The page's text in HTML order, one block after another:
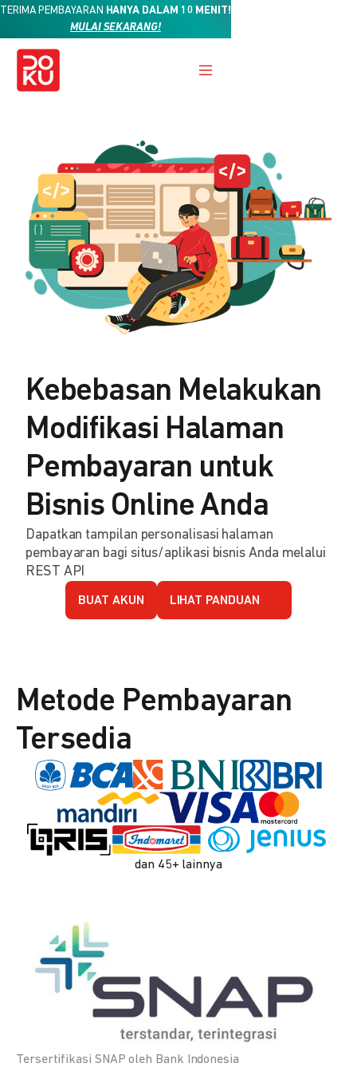
TERIMA PEMBAYARAN HANYA DALAM 10 MENIT!
MULAI SEKARANG!
Kebebasan Melakukan
Modifikasi Halaman
Pembayaran untuk
Bisnis Online Anda
Dapatkan tampilan personalisasi halaman
pembayaran bagi situs/aplikasi bisnis Anda melalui
REST API
BUAT AKUN LIHAT PANDUAN
Metode Pembayaran
Tersedia
dan 45+ lainnya
Tersertifikasi SNAP oleh Bank Indonesia